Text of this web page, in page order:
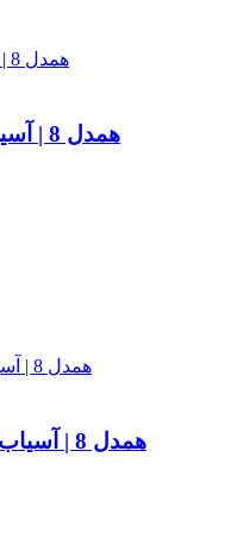
همدل 8 | آسیاب آبی | تعادل در زندگی | آنلاین
همدل 8 | آسیاب آبی | تعادل در زندگی | حضوری